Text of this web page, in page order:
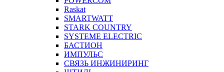
Raskat
SMARTWATT
STARK COUNTRY
SYSTEME ELECTRIC
БАСТИОН
ИМПУЛЬС
СВЯЗЬ ИНЖИНИРИНГ